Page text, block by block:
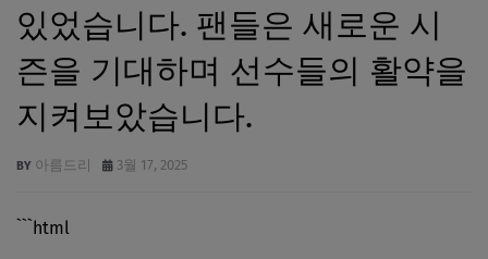
있었습니다. 팬들은 새로운 시
즌을 기대하며 선수들의 활약을
지켜보았습니다.
아름드리 3월 17, 2025
```html